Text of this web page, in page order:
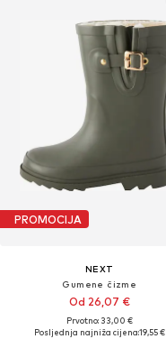
PROMOCIJA
NEXT
Gumene čizme
Od 26,07 €
Prvotno: 33,00 €
Posljednja najniža cijena:19,55 €